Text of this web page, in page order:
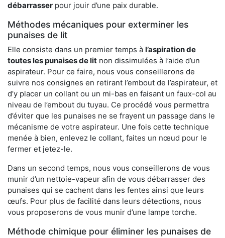
débarrasser pour jouir d’une paix durable.
Méthodes mécaniques pour exterminer les
punaises de lit
Elle consiste dans un premier temps à l’aspiration de
toutes les punaises de lit non dissimulées à l’aide d’un
aspirateur. Pour ce faire, nous vous conseillerons de
suivre nos consignes en retirant l’embout de l’aspirateur, et
d’y placer un collant ou un mi-bas en faisant un faux-col au
niveau de l’embout du tuyau. Ce procédé vous permettra
d’éviter que les punaises ne se frayent un passage dans le
mécanisme de votre aspirateur. Une fois cette technique
menée à bien, enlevez le collant, faites un nœud pour le
fermer et jetez-le.
Dans un second temps, nous vous conseillerons de vous
munir d’un nettoie-vapeur afin de vous débarrasser des
punaises qui se cachent dans les fentes ainsi que leurs
œufs. Pour plus de facilité dans leurs détections, nous
vous proposerons de vous munir d’une lampe torche.
Méthode chimique pour éliminer les punaises de